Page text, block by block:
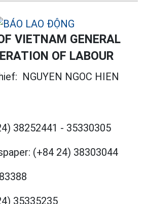
VIETNAM GENERAL
OF LABOUR
NGUYEN NGOC HIEN
38252441 - 35330305
(+84 24) 38303044
35335235